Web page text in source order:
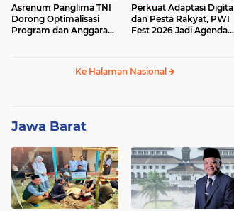
Asrenum Panglima TNI
Dorong Optimalisasi
Program dan Anggaran
Perkuat Adaptasi Digital
dan Pesta Rakyat, PWI
Fest 2026 Jadi Agenda
Ke Halaman Nasional
Jawa Barat